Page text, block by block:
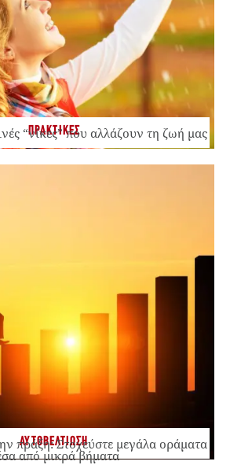
ΠΡΑΚΤΙΚΕΣ
“νίκες” που αλλάζουν τη ζωή μας
ΑΥΤΟΒΕΛΤΙΩΣΗ
πράξη: Στοχεύστε μεγάλα οράματα
από μικρά βήματα